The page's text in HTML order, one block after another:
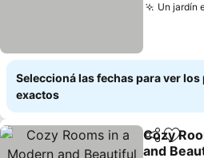
Un jardín
Seleccioná las fechas para ver
exactos
Compartir
Cozy
and